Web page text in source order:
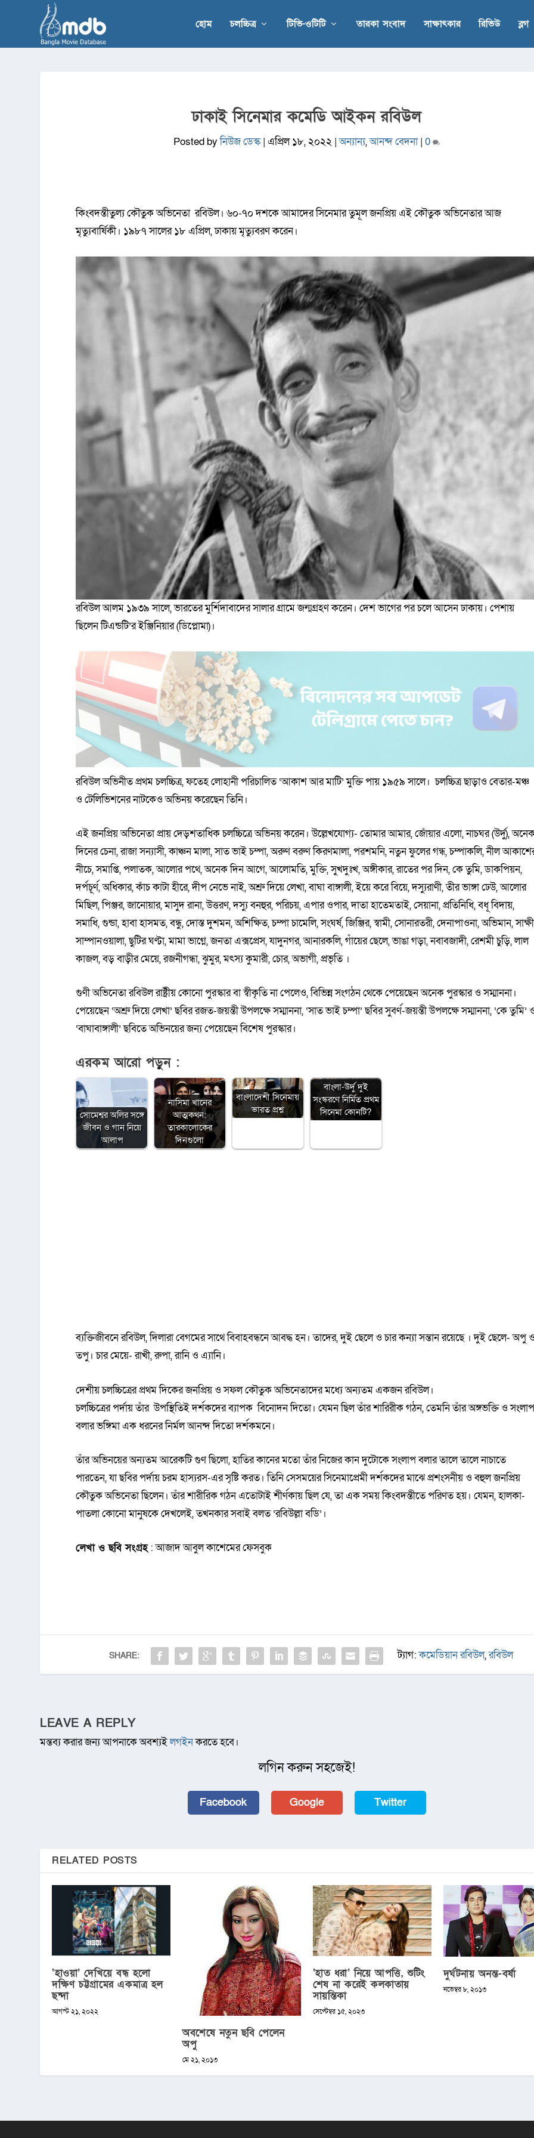
হোম চলচ্চিত্র টিভি-ওটিটি তারকা সংবাদ সাক্ষাৎকার রিভিউ ব্লগ
ঢাকাই সিনেমার কমেডি আইকন রবিউল
Posted byনিউজ ডেস্ক|এপ্রিল ১৮, ২০২২ |অন্যান্য,আনন্দ বেদনা|0
কিংবদন্তীতুল্য কৌতুক অভিনেতা রবিউল। ৬০-৭০ দশকে আমাদের সিনেমার তুমূল জনপ্রিয় এই কৌতুক অভিনেতার আজ
মৃত্যুবার্ষিকী। ১৯৮৭ সালের ১৮ এপ্রিল, ঢাকায় মৃত্যুবরণ করেন।
রবিউল আলম ১৯৩৯ সালে, ভারতের মুর্শিদাবাদের সালার গ্রামে জন্মগ্রহণ করেন। দেশ ভাগের পর চলে আসেন ঢাকায়। পেশায়
ছিলেন টিএন্ডটি’র ইঞ্জিনিয়ার (ডিপ্লোমা)।
রবিউল অভিনীত প্রথম চলচ্চিত্র, ফতেহ লোহানী পরিচালিত ‘আকাশ আর মাটি’ মুক্তি পায় ১৯৫৯ সালে। চলচ্চিত্র ছাড়াও বেতার-মঞ্চ
ও টেলিভিশনের নাটকেও অভিনয় করেছেন তিনি।
এই জনপ্রিয় অভিনেতা প্রায় দেড়শতাধিক চলচ্চিত্রে অভিনয় করেন। উল্লেখযোগ্য- তোমার আমার, জোঁয়ার এলো, নাচঘর (উর্দু),
দিনের চেনা, রাজা সন্যাসী, কাঞ্চন মালা, সাত ভাই চম্পা, অরুণ বরুণ কিরণমালা, পরশমনি, নতুন ফুলের গন্ধ, চম্পাকলি, নীল
নীচে, সমাপ্তি, পলাতক, আলোর পথে, অনেক দিন আগে, আলোমতি, মুক্তি, সুখদুঃখ, অঙ্গীকার, রাতের পর দিন, কে তুমি, ডাকপিয়ন,
দর্পচূর্ণ, অধিকার, কাঁচ কাটা হীরে, দীপ নেভে নাই, অশ্রু দিয়ে লেখা, বাঘা বাঙ্গালী, ইয়ে করে বিয়ে, দস্যুরাণী, তীর ভাঙ্গা ঢেউ, আলোর
মিছিল, পিঞ্জর, জানোয়ার, মাসুদ রানা, উত্তরণ, দস্যু বনহুর, পরিচয়, এপার ওপার, দাতা হাতেমতাই, সেয়ানা, প্রতিনিধি, বধূ বিদায়,
সমাধি, গুন্ডা, হাবা হাসমত, বন্ধু, দোস্ত দুশমন, অশিক্ষিত, চম্পা চামেলি, সংঘর্ষ, জিঞ্জির, স্বামী, সোনারতরী, দেনাপাওনা, অভিমান,
সাম্পানওয়ালা, ছুটির ঘণ্টা, মামা ভাগ্নে, জনতা এক্সপ্রেস, যাদুনগর, আনারকলি, গাঁয়ের ছেলে, ভাঙা গড়া, নবাবজাদী, রেশমী চুড়ি, লাল
কাজল, বড় বাড়ীর মেয়ে, রজনীগন্ধা, ঝুমুর, মৎস্য কুমারী, চোর, অভাগী, প্রভৃতি ।
গুণী অভিনেতা রবিউল রাষ্ট্রীয় কোনো পুরস্কার বা স্বীকৃতি না পেলেও, বিভিন্ন সংগঠন থেকে পেয়েছেন অনেক পুরস্কার ও সম্মাননা।
পেয়েছেন ‘অশ্রু দিয়ে লেখা’ ছবির রজত-জয়ন্তী উপলক্ষে সম্মাননা, ‘সাত ভাই চম্পা’ ছবির সুবর্ণ-জয়ন্তী উপলক্ষে সম্মাননা, ‘কে তুমি’
‘বাঘাবাঙ্গালী’ ছবিতে অভিনয়ের জন্য পেয়েছেন বিশেষ পুরস্কার।
এরকম আরো পড়ুন :
সোমেশ্বর অলির সঙ্গে
জীবন ও গান নিয়ে
আলাপ
নাসিমা খানের
আত্মকথন:
তারকালোকের
দিনগুলো
বাংলাদেশী সিনেমায়
ভারত প্রশ্ন
বাংলা-উর্দু দুই
সংস্করণে নির্মিত প্রথম
সিনেমা কোনটি?
ব্যক্তিজীবনে রবিউল, দিলারা বেগমের সাথে বিবাহবন্ধনে আবদ্ধ হন। তাদের, দুই ছেলে ও চার কন্যা সন্তান রয়েছে । দুই ছেলে- অপু
তপু। চার মেয়ে- রাখী, রুপা, রানি ও এ্যানি।
দেশীয় চলচ্চিত্রের প্রথম দিকের জনপ্রিয় ও সফল কৌতুক অভিনেতাদের মধ্যে অন্যতম একজন রবিউল।
চলচ্চিত্রের পর্দায় তাঁর উপস্থিতিই দর্শকদের ব্যাপক বিনোদন দিতো। যেমন ছিল তাঁর শারিরীক গঠন, তেমনি তাঁর অঙ্গভক্তি ও
বলার ভঙ্গিমা এক ধরনের নির্মল আনন্দ দিতো দর্শকমনে।
তাঁর অভিনয়ের অন্যতম আরেকটি গুণ ছিলো, হাতির কানের মতো তাঁর নিজের কান দুটোকে সংলাপ বলার তালে তালে নাচাতে
পারতেন, যা ছবির পর্দায় চরম হাস্যরস-এর সৃষ্টি করত। তিনি সেসময়ের সিনেমাপ্রেমী দর্শকদের মাঝে প্রশংসনীয় ও বহুল জনপ্রিয়
কৌতুক অভিনেতা ছিলেন। তাঁর শারীরিক গঠন এতোটাই শীর্ণকায় ছিল যে, তা এক সময় কিংবদন্তীতে পরিণত হয়। যেমন, হালকা-
পাতলা কোনো মানুষকে দেখলেই, তখনকার সবাই বলত ‘রবিউল্লা বডি’।
লেখা ও ছবি সংগ্রহ: আজাদ আবুল কাশেমের ফেসবুক
SHARE: ট্যাগ:কমেডিয়ান রবিউল,রবিউল
LEAVE A REPLY
মন্তব্য করার জন্য আপনাকে অবশ্যইলগইনকরতে হবে।
লগিন করুন সহজেই!
Facebook Google Twitter
RELATED POSTS
‘হাওয়া’ দেখিয়ে বন্ধ হলো
দক্ষিণ চট্টগ্রামের একমাত্র হল
ছন্দা
আগস্ট ২১, ২০২২
অবশেষে নতুন ছবি পেলেন
অপু
মে ২১, ২০১৩
‘হাত ধরা’ নিয়ে আপত্তি, শুটিং
শেষ না করেই কলকাতায়
সায়ন্তিকা
সেপ্টেম্বর ১৫, ২০২৩
দুর্ঘটনায় অনন্ত-বর্ষা
নভেম্বর ৮, ২০১৩